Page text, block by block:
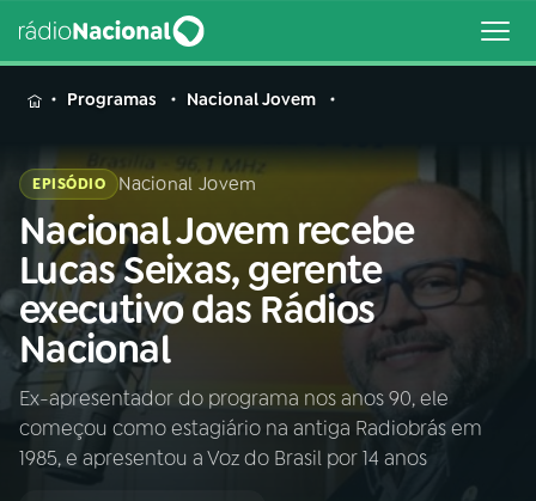
MENU
Buscar
na
Rádio
Nacional
Buscar
01INÍCIO
Programas Nacional Jovem
EPISÓDIO Nacional Jovem
Nacional Jovem recebe
Lucas Seixas, gerente
executivo das Rádios
Nacional
Ex-apresentador do programa nos anos 90, ele
começou como estagiário na antiga Radiobrás em
1985, e apresentou a Voz do Brasil por 14 anos